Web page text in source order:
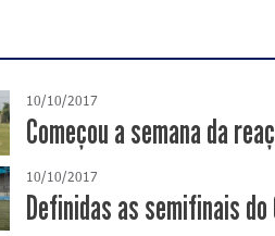
10/10/2017
Começou a semana da
10/10/2017
Definidas as semifinais do